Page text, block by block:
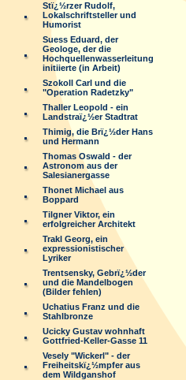
Stï¿½rzer Rudolf,
Lokalschriftsteller und
Humorist
Suess Eduard, der
Geologe, der die
Hochquellenwasserleitung
initiierte (in Arbeit)
Szokoll Carl und die
"Operation Radetzky"
Thaller Leopold - ein
Landstraï¿½er Stadtrat
Thimig, die Brï¿½der Hans
und Hermann
Thomas Oswald - der
Astronom aus der
Salesianergasse
Thonet Michael aus
Boppard
Tilgner Viktor, ein
erfolgreicher Architekt
Trakl Georg, ein
expressionistischer
Lyriker
Trentsensky, Gebrï¿½der
und die Mandelbogen
(Bilder fehlen)
Uchatius Franz und die
Stahlbronze
Ucicky Gustav wohnhaft
Gottfried-Keller-Gasse 11
Vesely "Wickerl" - der
Freiheitskï¿½mpfer aus
dem Wildganshof